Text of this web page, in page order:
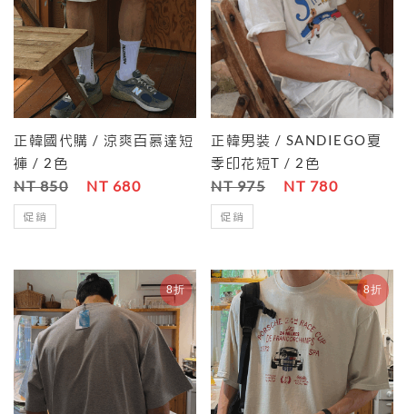
正韓國代購 / 涼爽百慕達短
褲 / 2色
NT 850 NT 680
促銷
正韓男裝 / SANDIEGO夏
季印花短T / 2色
NT 975 NT 780
促銷
8折 8折